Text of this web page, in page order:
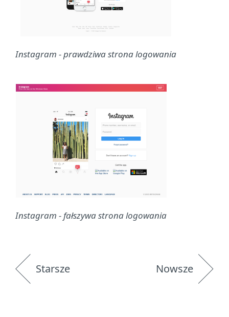
Instagram - prawdziwa strona logowania
Instagram - fałszywa strona logowania
Starsze Nowsze